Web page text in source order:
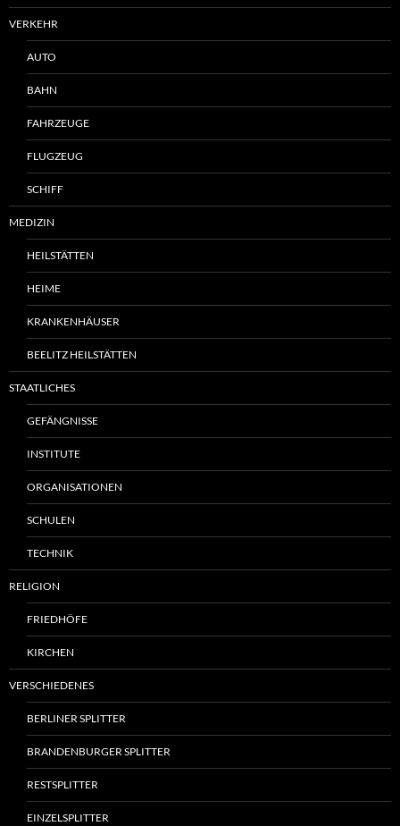
VERKEHR
AUTO
BAHN
FAHRZEUGE
FLUGZEUG
SCHIFF
MEDIZIN
HEILSTÄTTEN
HEIME
KRANKENHÄUSER
BEELITZ HEILSTÄTTEN
STAATLICHES
GEFÄNGNISSE
INSTITUTE
ORGANISATIONEN
SCHULEN
TECHNIK
RELIGION
FRIEDHÖFE
KIRCHEN
VERSCHIEDENES
BERLINER SPLITTER
BRANDENBURGER SPLITTER
RESTSPLITTER
EINZELSPLITTER